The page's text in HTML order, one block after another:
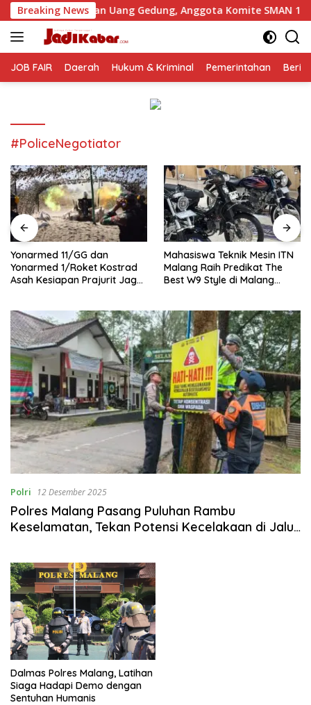
Langsung
ke
konten
Breaking News
Uang Gedung, Anggota Komite SMAN 1 Tumpang ,Ketua
JOB FAIR Daerah Hukum & Kriminal Pemerintahan
#PoliceNegotiator
Yonarmed 11/GG dan
Yonarmed 1/Roket Kostrad
Asah Kesiapan Prajurit Jaga
Mahasiswa Teknik Mesin ITN
Malang Raih Predikat The
Best W9 Style di Malang
Polri 12 Desember 2025
Polres Malang Pasang Puluhan Rambu
Keselamatan, Tekan Potensi Kecelakaan di Jalur
Dalmas Polres Malang, Latihan
Siaga Hadapi Demo dengan
Sentuhan Humanis